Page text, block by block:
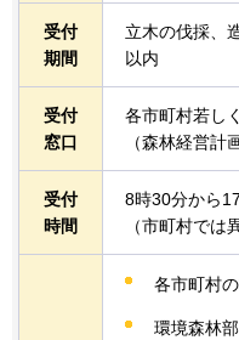
受付
期間
立木の伐採、
以内
受付
窓口
各市町村若し
（森林経営計
受付
時間
8時30分から
（市町村で
各市町村
環境森林部